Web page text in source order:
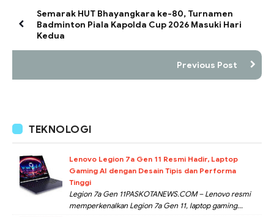
Semarak HUT Bhayangkara ke-80, Turnamen
Badminton Piala Kapolda Cup 2026 Masuki Hari
Kedua
Previous Post
TEKNOLOGI
Lenovo Legion 7a Gen 11 Resmi Hadir, Laptop
Gaming AI dengan Desain Tipis dan Performa
Tinggi
Legion 7a Gen 11PASKOTANEWS.COM – Lenovo resmi
memperkenalkan Legion 7a Gen 11, laptop gaming...